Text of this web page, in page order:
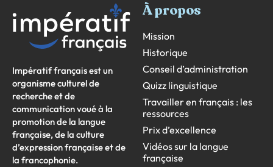
Impératif français est un
organisme culturel de
recherche et de
communication voué à la
promotion de la langue
française, de la culture
d’expression française et de
la francophonie.
À propos
Mission
Historique
Conseil d’administration
Quizz linguistique
Travailler en français : les
ressources
Prix d’excellence
Vidéos sur la langue
française